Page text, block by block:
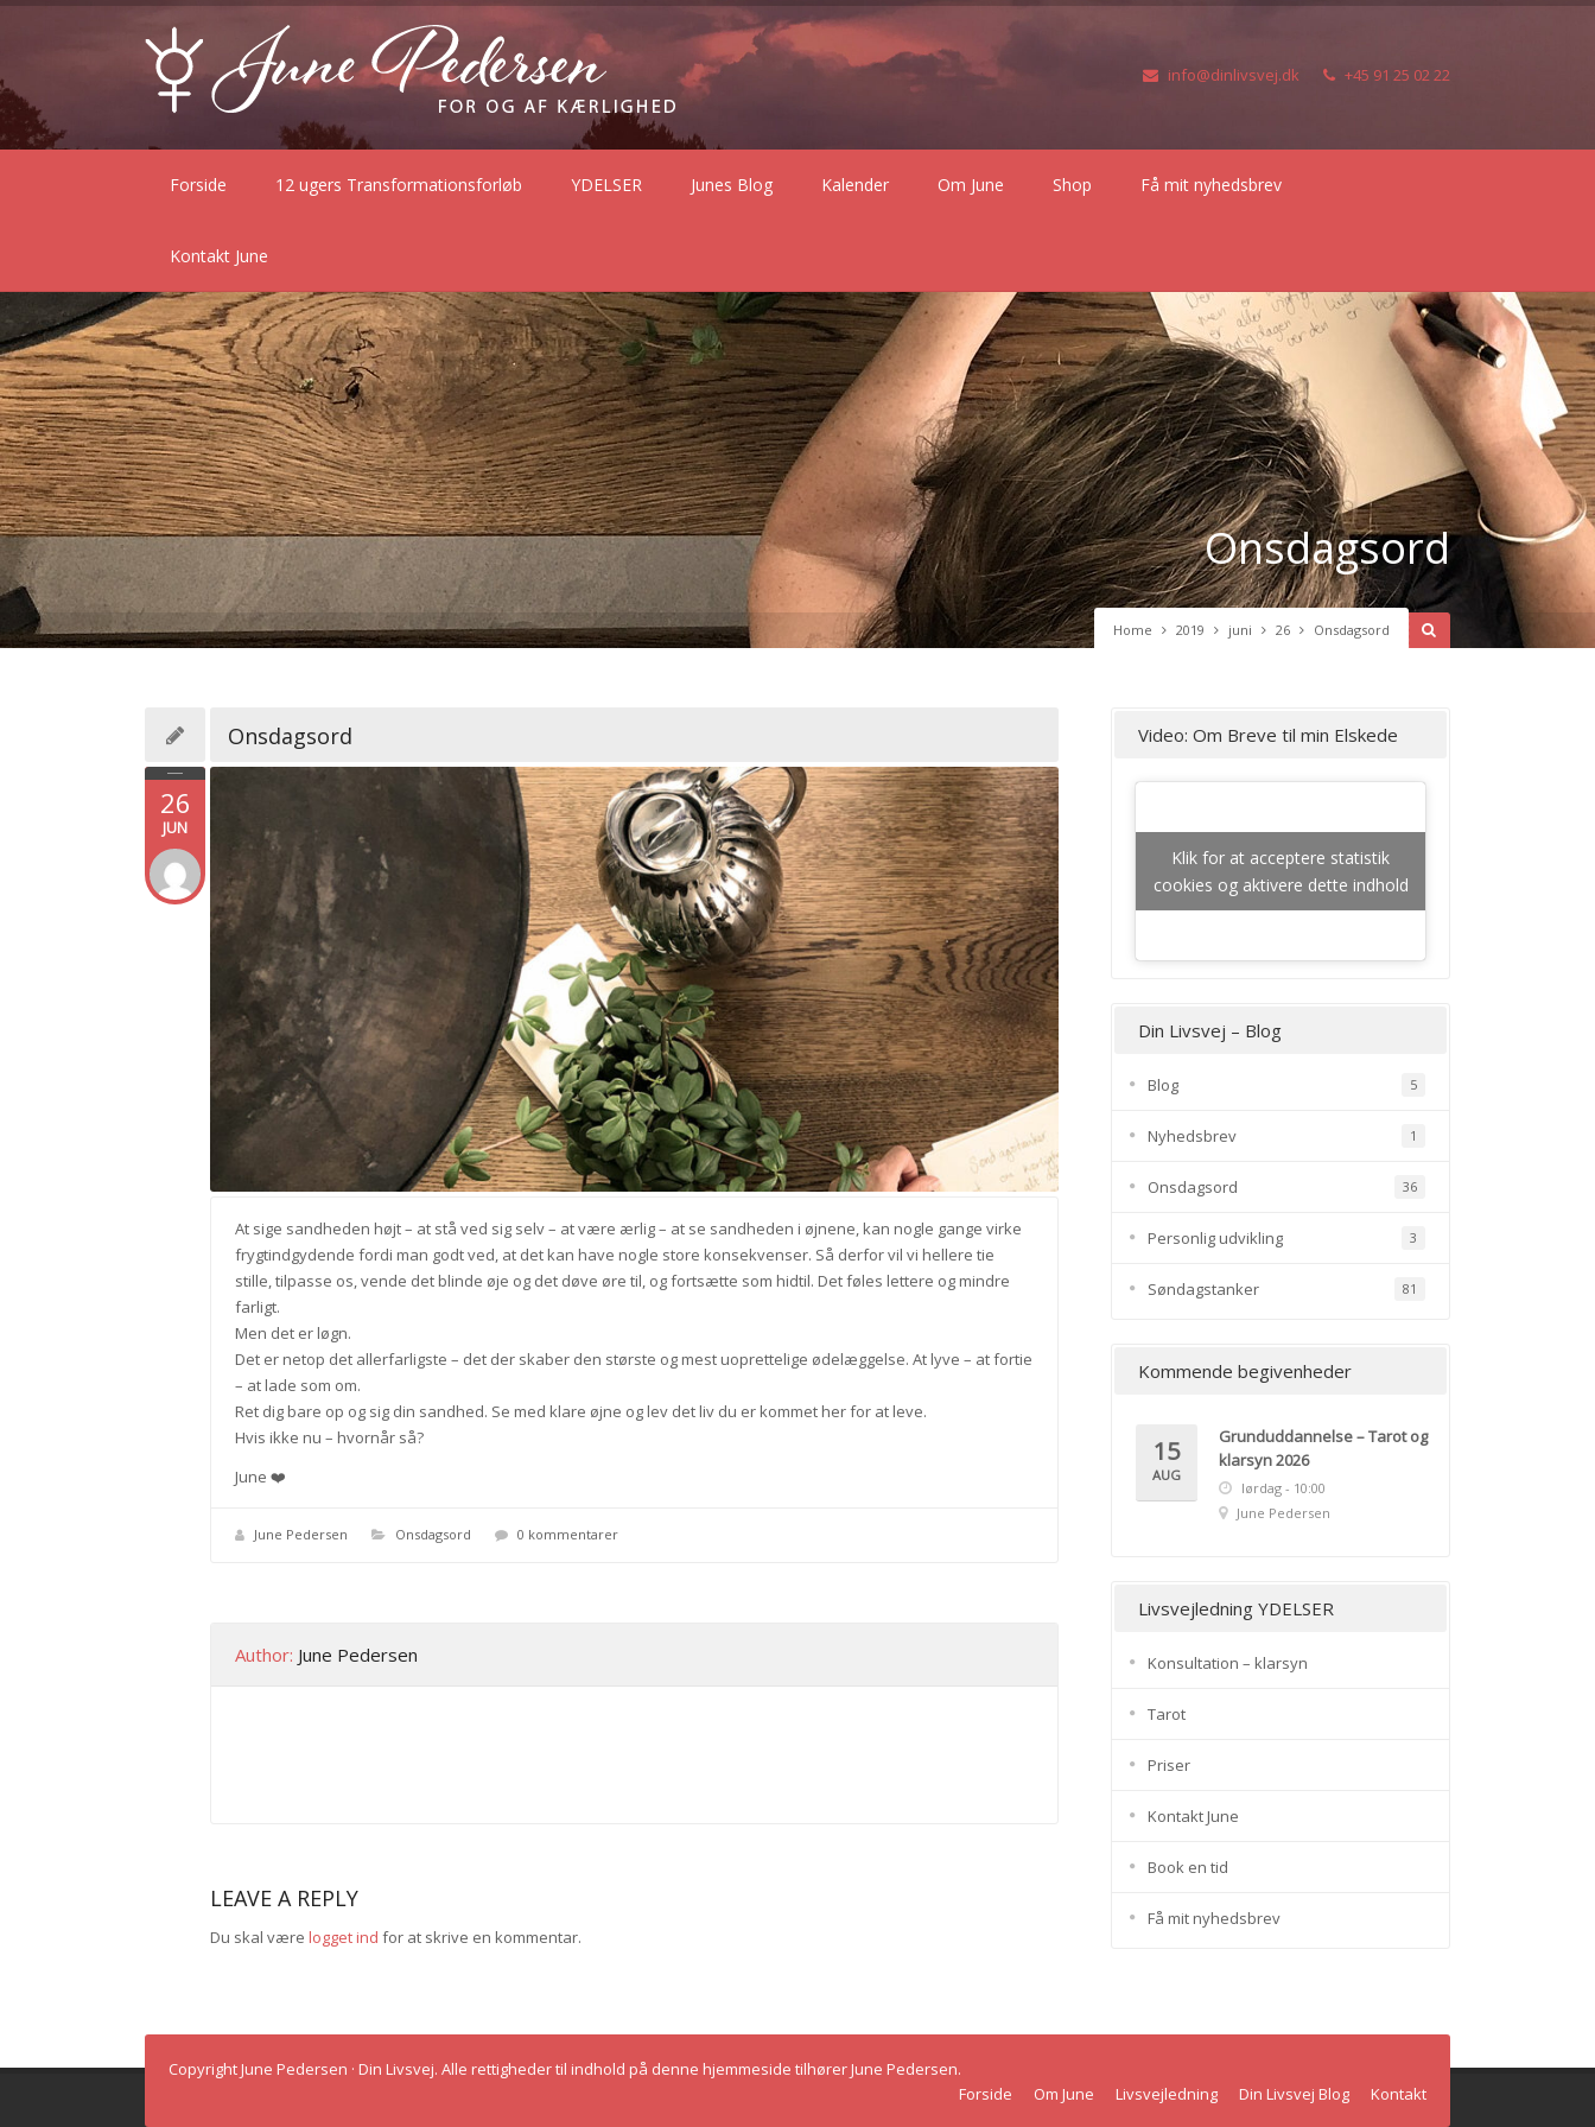
info@dinlivsvej.dk +45 91 25 02 22
Forside 12 ugers Transformationsforløb YDELSER Junes Blog Kalender Om June Shop Få mit nyhedsbrev
Kontakt June
Home 2019 juni 26 Onsdagsord
Onsdagsord
26
JUN
Onsdagsord
At sige sandheden højt – at stå ved sig selv – at være ærlig – at se sandheden i øjnene, kan nogle gange virke
frygtindgydende fordi man godt ved, at det kan have nogle store konsekvenser. Så derfor vil vi hellere tie
stille, tilpasse os, vende det blinde øje og det døve øre til, og fortsætte som hidtil. Det føles lettere og mindre
farligt.
Men det er løgn.
Det er netop det allerfarligste – det der skaber den største og mest uoprettelige ødelæggelse. At lyve – at fortie
– at lade som om.
Ret dig bare op og sig din sandhed. Se med klare øjne og lev det liv du er kommet her for at leve.
Hvis ikke nu – hvornår så?
June ❤️
June Pedersen Onsdagsord 0 kommentarer
Author: June Pedersen
LEAVE A REPLY
Du skal være logget ind for at skrive en kommentar.
Video: Om Breve til min Elskede
Klik for at acceptere statistik
cookies og aktivere dette indhold
Din Livsvej – Blog
Blog 5
Nyhedsbrev 1
Onsdagsord 36
Personlig udvikling 3
Søndagstanker 81
Kommende begivenheder
15
AUG
Grunduddannelse – Tarot og
klarsyn 2026
lørdag - 10:00
June Pedersen
Livsvejledning YDELSER
Konsultation – klarsyn
Tarot
Priser
Kontakt June
Book en tid
Få mit nyhedsbrev
Copyright June Pedersen · Din Livsvej. Alle rettigheder til indhold på denne hjemmeside tilhører June Pedersen.
Forside
Om June Livsvejledning Din Livsvej Blog Kontakt